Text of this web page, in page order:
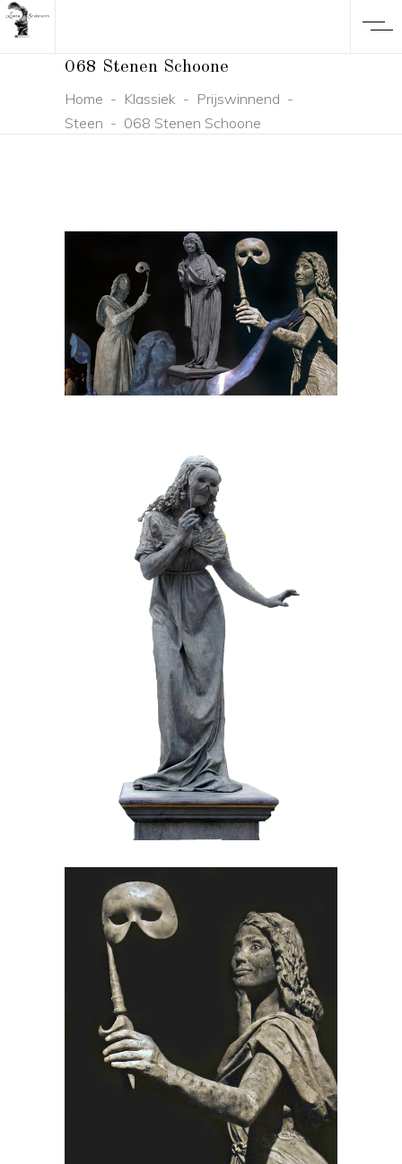
068 Stenen Schoone
Home - Klassiek- Prijswinnend -
Steen - 068 Stenen Schoone